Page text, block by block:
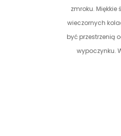
zmroku.
wieczornych
być przestrzenią
wypoczynku.